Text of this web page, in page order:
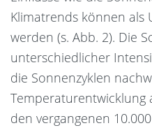
Klimatrends können als
werden (s. Abb. 2). Die
unterschiedlicher
die Sonnenzyklen
Temperaturentwicklung
den vergangenen